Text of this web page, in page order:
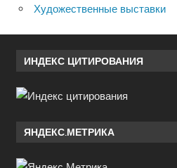
Художественные выставки
ИНДЕКС ЦИТИРОВАНИЯ
ЯНДЕКС.МЕТРИКА